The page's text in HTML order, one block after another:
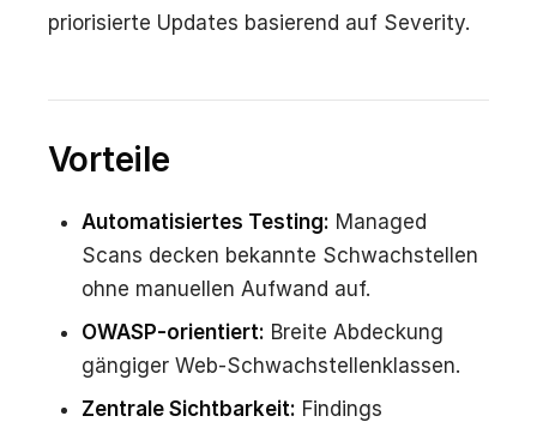
priorisierte Updates basierend auf Severity.
Vorteile
Automatisiertes Testing: Managed
Scans decken bekannte Schwachstellen
ohne manuellen Aufwand auf.
OWASP-orientiert: Breite Abdeckung
gängiger Web-Schwachstellenklassen.
Zentrale Sichtbarkeit: Findings